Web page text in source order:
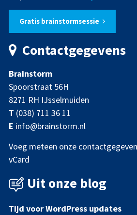
Gratis brainstormsessie
Contactgegevens
Brainstorm
Spoorstraat 56H
8271 RH IJsselmuiden
T (038) 711 36 11
E info@brainstorm.nl
Voeg meteen onze
vCard
Uit onze blog
Tijd voor WordPress updates